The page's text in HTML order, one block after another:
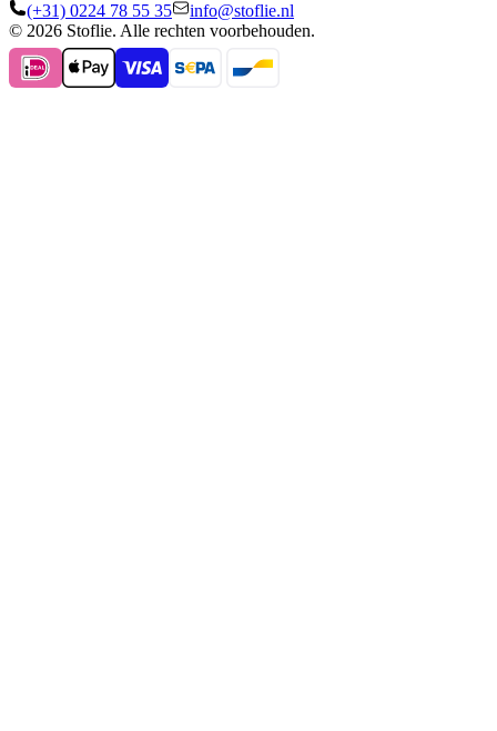
(+31) 0224 78 55 35
info@stoflie.nl
© 2026 Stoflie. Alle rechten voorbehouden.